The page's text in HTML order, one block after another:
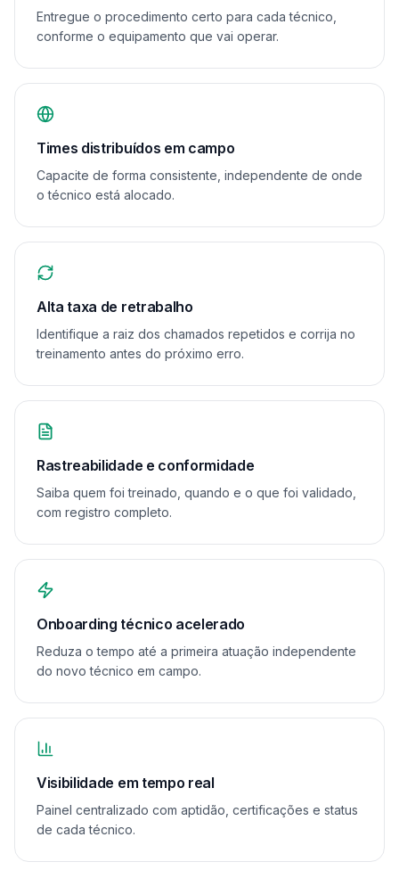
Entregue o procedimento certo para cada técnico,
conforme o equipamento que vai operar.
Times distribuídos em campo
Capacite de forma consistente, independente de onde
o técnico está alocado.
Alta taxa de retrabalho
Identifique a raiz dos chamados repetidos e corrija no
treinamento antes do próximo erro.
Rastreabilidade e conformidade
Saiba quem foi treinado, quando e o que foi validado,
com registro completo.
Onboarding técnico acelerado
Reduza o tempo até a primeira atuação independente
do novo técnico em campo.
Visibilidade em tempo real
Painel centralizado com aptidão, certificações e status
de cada técnico.